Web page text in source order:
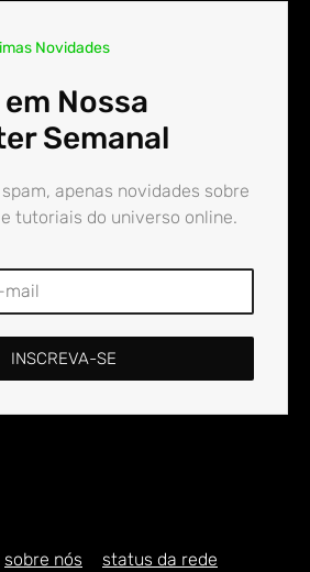
Novidades
Nossa
Semanal
apenas novidades sobre
tutoriais do universo online.
INSCREVA-SE
sobre nós status da rede